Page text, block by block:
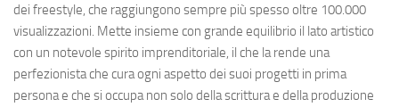
dei freestyle, che raggiungono sempre più spesso oltre 100.000
visualizzazioni. Mette insieme con grande equilibrio il lato artistico
con un notevole spirito imprenditoriale, il che la rende una
perfezionista che cura ogni aspetto dei suoi progetti in prima
persona e che si occupa non solo della scrittura e della produzione